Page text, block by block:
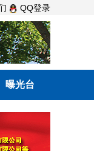
QQ登录
曝光台